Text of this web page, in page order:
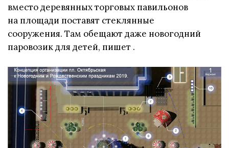
вместо деревянных торговых павильонов
на площади поставят стеклянные
сооружения. Там обещают даже новогодний
паровозик для детей, пишет .